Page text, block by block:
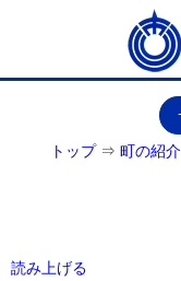
トップ⇒ 町の紹介
読み上げる